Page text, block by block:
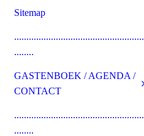
Sitemap
.....................................................
........
GASTENBOEK / AGENDA /
CONTACT
.....................................................
........